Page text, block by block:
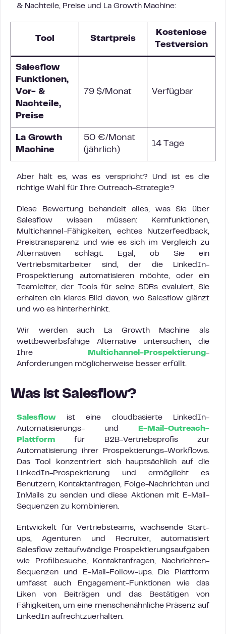
& Nachteile, Preise und La Growth Machine:
Tool Startpreis
Kostenlose
Testversion
Salesflow
Funktionen,
Vor- &
Nachteile,
Preise
79 $/Monat Verfügbar
La Growth
Machine
50 €/Monat
(jährlich)
14 Tage
Aber hält es, was es verspricht? Und ist es die
richtige Wahl für Ihre Outreach-Strategie?
Diese Bewertung behandelt alles, was Sie über
Salesflow wissen müssen: Kernfunktionen,
Multichannel-Fähigkeiten, echtes Nutzerfeedback,
Preistransparenz und wie es sich im Vergleich zu
Alternativen schlägt. Egal, ob Sie ein
Vertriebsmitarbeiter sind, der die LinkedIn-
Prospektierung automatisieren möchte, oder ein
Teamleiter, der Tools für seine SDRs evaluiert, Sie
erhalten ein klares Bild davon, wo Salesflow glänzt
und wo es hinterherhinkt.
Wir werden auch La Growth Machine als
wettbewerbsfähige Alternative untersuchen, die
Ihre
Multichannel-Prospektierung-
Anforderungen möglicherweise besser erfüllt.
Was ist Salesflow?
Salesflowist eine cloudbasierte LinkedIn-
Automatisierungs- und
E-Mail-Outreach-
Plattform für B2B-Vertriebsprofis zur
Automatisierung ihrer Prospektierungs-Workflows.
Das Tool konzentriert sich hauptsächlich auf die
LinkedIn-Prospektierung und ermöglicht es
Benutzern, Kontaktanfragen, Folge-Nachrichten und
InMails zu senden und diese Aktionen mit E-Mail-
Sequenzen zu kombinieren.
Entwickelt für Vertriebsteams, wachsende Start-
ups, Agenturen und Recruiter, automatisiert
Salesflow zeitaufwändige Prospektierungsaufgaben
wie Profilbesuche, Kontaktanfragen, Nachrichten-
Sequenzen und E-Mail-Follow-ups. Die Plattform
umfasst auch Engagement-Funktionen wie das
Liken von Beiträgen und das Bestätigen von
Fähigkeiten, um eine menschenähnliche Präsenz auf
LinkedIn aufrechtzuerhalten.